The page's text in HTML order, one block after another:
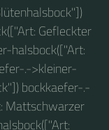
Gefleckter
halsbock(["Art:
.->kleiner-
bockkaefer-.-
Mattschwarzer